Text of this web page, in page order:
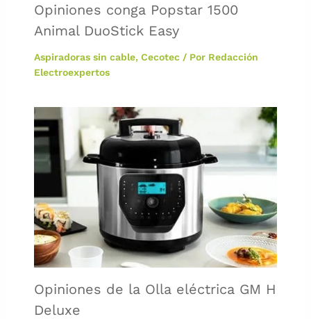
Opiniones conga Popstar 1500
Animal DuoStick Easy
Aspiradoras sin cable, Cecotec/ Por Redacción
Electroexpertos
Opiniones de la Olla eléctrica GM H
Deluxe